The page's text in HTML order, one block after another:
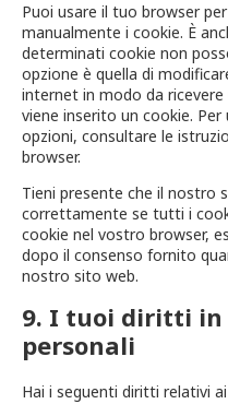
Puoi usare il tuo browser
manualmente i cookie. È
determinati cookie non
opzione è quella di
internet in modo da
viene inserito un cookie.
opzioni, consultare le
browser.
Tieni presente che il nostro
correttamente se tutti i
cookie nel vostro browser,
dopo il consenso fornito
nostro sito web.
9. I tuoi diritti in
personali
Hai i seguenti diritti relativi